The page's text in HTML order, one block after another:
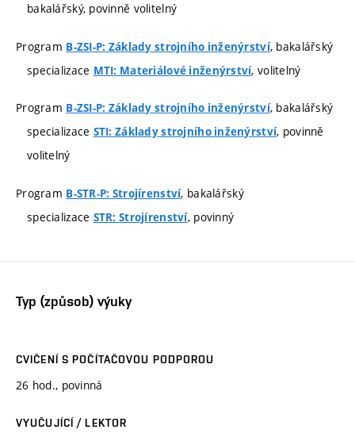
bakalářský, povinně volitelný
Program B-ZSI-P: Základy strojního inženýrství, bakalářský
specializace MTI: Materiálové inženýrství, volitelný
Program B-ZSI-P: Základy strojního inženýrství, bakalářský
specializace STI: Základy strojního inženýrství, povinně
volitelný
Program B-STR-P: Strojírenství, bakalářský
specializace STR: Strojírenství, povinný
Typ (způsob) výuky
CVIČENÍ S POČÍTAČOVOU PODPOROU
26 hod., povinná
VYUČUJÍCÍ / LEKTOR